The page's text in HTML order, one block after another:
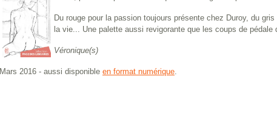
Du rouge pour la passion toujours présente chez Duroy, du
la vie... Une palette aussi revigorante que les coups de pédale
Véronique(s)
Mars 2016 - aussi disponible en format numérique.